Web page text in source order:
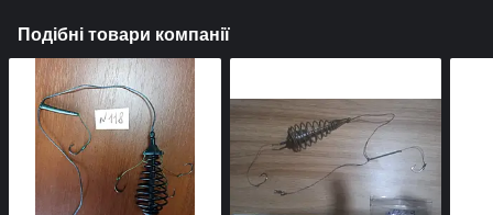
Подібні товари компанії